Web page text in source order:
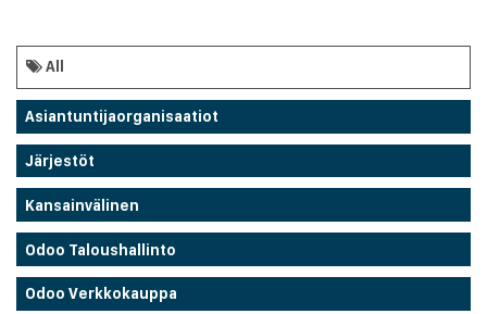
All
Asiantuntijaorganisaatiot
Järjestöt
Kansainvälinen
Odoo Taloushallinto
Odoo Verkkokauppa